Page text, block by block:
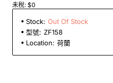
未稅: $0
Stock: Out Of Stock
型號: ZF158
Location: 荷蘭